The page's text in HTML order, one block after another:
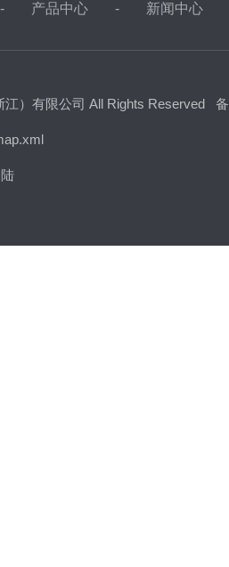
产品中心 新闻中心
）有限公司 All Rights Reserved